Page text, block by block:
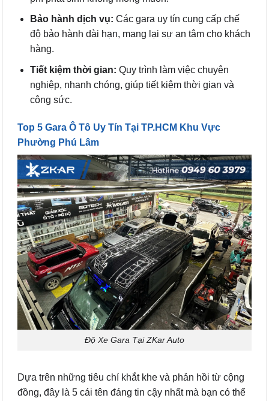
Bảo hành dịch vụ: Các gara uy tín cung cấp chế
độ bảo hành dài hạn, mang lại sự an tâm cho khách
hàng.
Tiết kiệm thời gian: Quy trình làm việc chuyên
nghiệp, nhanh chóng, giúp tiết kiệm thời gian và
công sức.
Top 5 Gara Ô Tô Uy Tín Tại TP.HCM Khu Vực
Phường Phú Lâm
Độ Xe Gara Tại ZKar Auto
Dựa trên những tiêu chí khắt khe và phản hồi từ cộng
đồng, đây là 5 cái tên đáng tin cậy nhất mà bạn có thể